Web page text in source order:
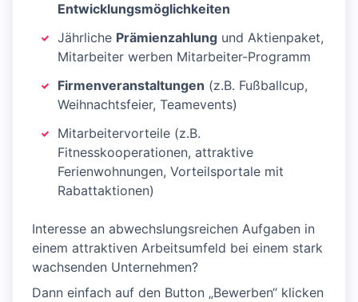
Entwicklungsmöglichkeiten
Jährliche Prämienzahlung und Aktienpaket,
Mitarbeiter werben Mitarbeiter-Programm
Firmenveranstaltungen (z.B. Fußballcup,
Weihnachtsfeier, Teamevents)
Mitarbeitervorteile (z.B.
Fitnesskooperationen, attraktive
Ferienwohnungen, Vorteilsportale mit
Rabattaktionen)
Interesse an abwechslungsreichen Aufgaben in
einem attraktiven Arbeitsumfeld bei einem stark
wachsenden Unternehmen?
Dann einfach auf den Button „Bewerben“ klicken